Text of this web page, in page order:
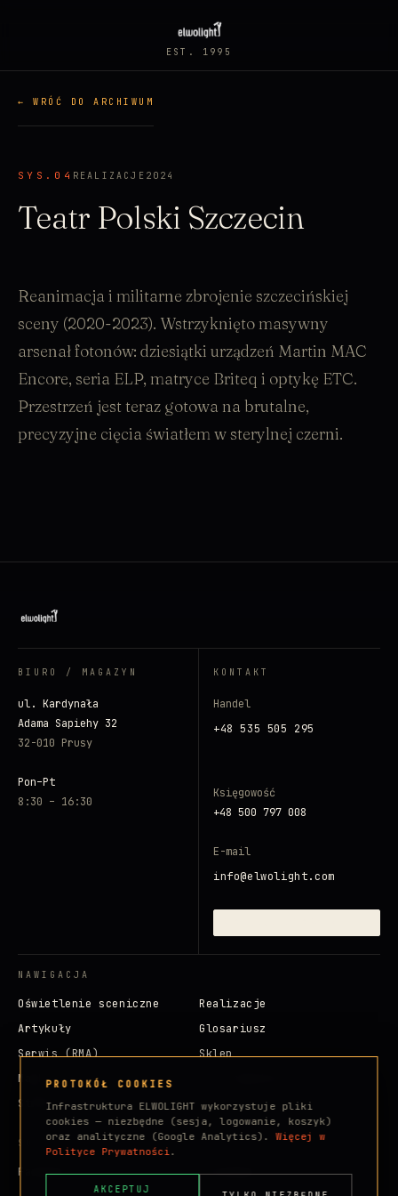
EST. 1995
← WRÓĆ DO ARCHIWUM
SYS.04 REALIZACJE 2024
Teatr Polski Szczecin
Reanimacja i militarne zbrojenie szczecińskiej
sceny (2020-2023). Wstrzyknięto masywny
arsenał fotonów: dziesiątki urządzeń Martin MAC
Encore, seria ELP, matryce Briteq i optykę ETC.
Przestrzeń jest teraz gotowa na brutalne,
precyzyjne cięcia światłem w sterylnej czerni.
BIURO / MAGAZYN
ul. Kardynała
Adama Sapiehy 32
32-010 Prusy
Pon–Pt
8:30 – 16:30
KONTAKT
Handel
+48 535 505 295
Księgowość
+48 500 797 008
E-mail
info@elwolight.com
NAWIGACJA
Oświetlenie sceniczne
Realizacje
Artykuły
Glosariusz
Serwis (RMA)
Sklep
Marki
Strefa klienta
SOCIALE
Facebook Instagram
PROTOKÓŁ COOKIES
Infrastruktura ELWOLIGHT wykorzystuje pliki
cookies — niezbędne (sesja, logowanie, koszyk)
oraz analityczne (Google Analytics).Więcej w
Polityce Prywatności.
AKCEPTUJ